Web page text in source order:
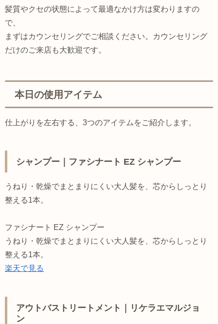
髪質やクセの状態によって最適なかけ方は変わりますの
で、
まずはカウンセリングでご相談ください。カウンセリング
だけのご来店も大歓迎です。
本日の使用アイテム
仕上がりを左右する、3つのアイテムをご紹介します。
シャンプー｜ファシナート EZ シャンプー
うねり・乾燥でまとまりにくい大人髪を、芯からしっとり
整える1本。
ファシナート EZ シャンプー
うねり・乾燥でまとまりにくい大人髪を、芯からしっとり
整える1本。
楽天で見る
アウトバストリートメント｜リケラエマルジョ
ン